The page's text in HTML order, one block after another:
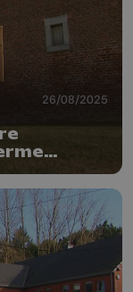
26/08/2025